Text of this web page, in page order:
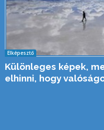
Elképesztő
Különleges képek,
elhinni, hogy